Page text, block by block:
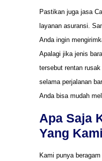
Pastikan juga jasa
layanan asuransi.
Anda ingin
Apalagi jika jenis
tersebut rentan
selama perjalanan
Anda bisa mudah
Apa Saja
Yang
Kami punya